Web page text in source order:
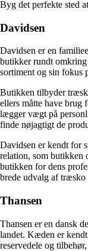
Byg det perfekte sted
Davidsen
Davidsen er en
butikker rundt
sortiment og sin fokus
Butikken tilbyder
ellers måtte have brug
lægger vægt på
finde nøjagtigt de
Davidsen er kendt for
relation, som butikken
butikken for dens
brede udvalg af træsko
Thansen
Thansen er en dansk
landet. Kæden er
reservedele og